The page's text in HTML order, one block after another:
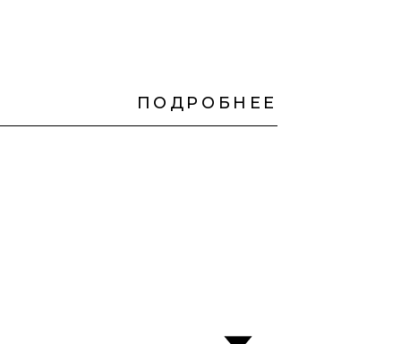
ПОДРОБНЕЕ